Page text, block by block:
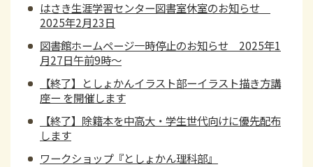
はさき生涯学習センター図書室休室のお知らせ
2025年2月23日
図書館ホームページ一時停止のお知らせ 2025年1
月27日午前9時～
【終了】としょかんイラスト部ーイラスト描き方講
座ー を開催します
【終了】除籍本を中高大・学生世代向けに優先配布
します
ワークショップ『としょかん理科部』